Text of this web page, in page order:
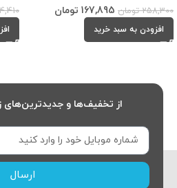
258,300 تومان 167,895 تومان
افزودن به سبد خرید
از تخفیف‌ها و جدیدترین‌های
ارسال